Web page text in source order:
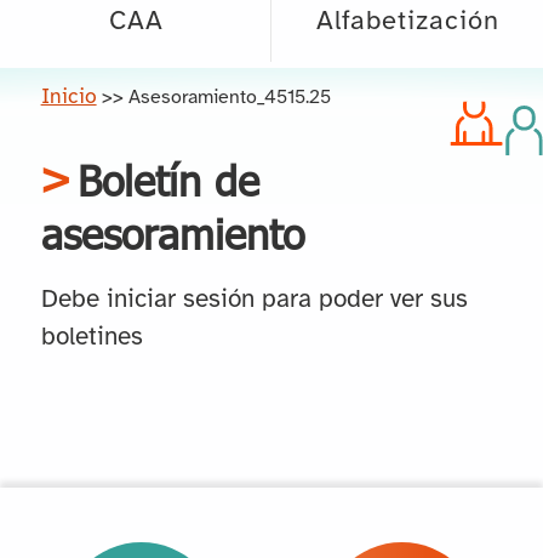
CAA Alfabetización
Inicio >> Asesoramiento_4515.25
Boletín de
asesoramiento
Debe iniciar sesión para poder ver sus
boletines